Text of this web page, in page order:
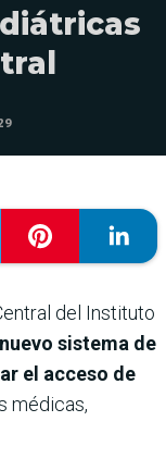
del Instituto
nuevo sistema de
el acceso de
médicas,